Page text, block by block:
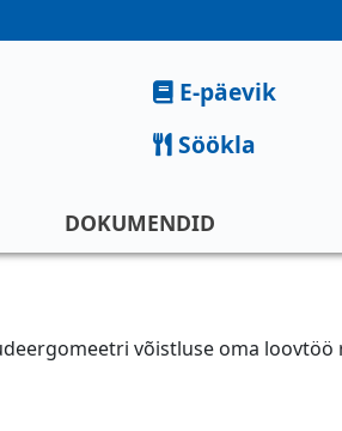
Kiirlingid
E-päevik
Söökla
DOKUMENDID
võistluse oma loovtöö